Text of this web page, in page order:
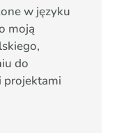
w języku
moją
do
projektami